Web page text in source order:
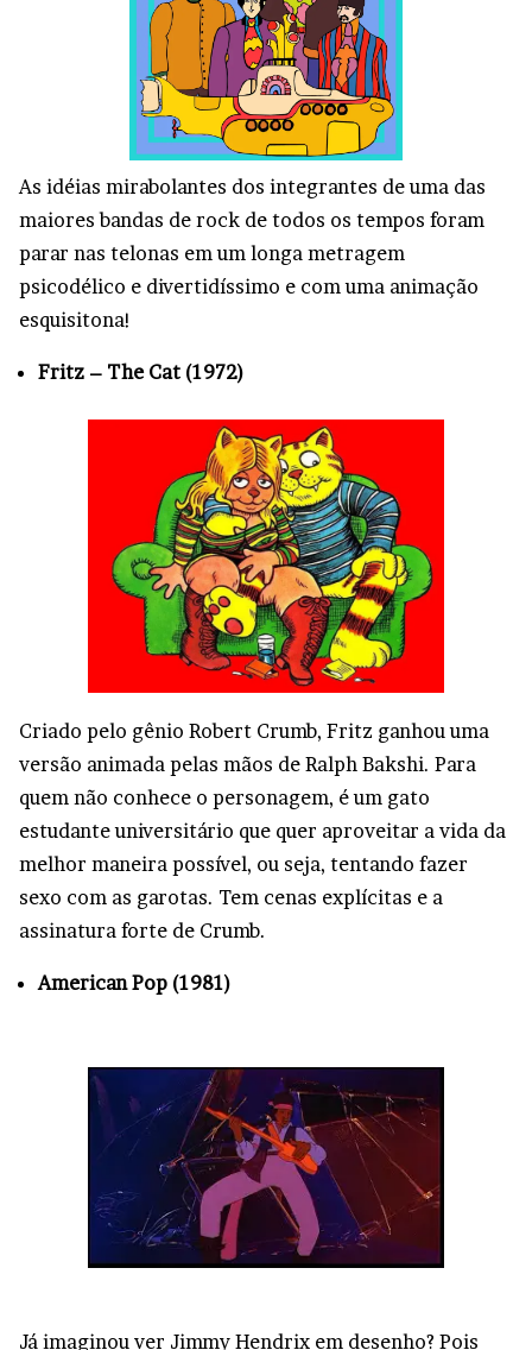
As idéias mirabolantes dos integrantes de uma das
maiores bandas de rock de todos os tempos foram
parar nas telonas em um longa metragem
psicodélico e divertidíssimo e com uma animação
esquisitona!
Fritz – The Cat (1972)
Criado pelo gênio Robert Crumb, Fritz ganhou uma
versão animada pelas mãos de Ralph Bakshi. Para
quem não conhece o personagem, é um gato
estudante universitário que quer aproveitar a vida da
melhor maneira possível, ou seja, tentando fazer
sexo com as garotas. Tem cenas explícitas e a
assinatura forte de Crumb.
American Pop (1981)
Já imaginou ver Jimmy Hendrix em desenho? Pois